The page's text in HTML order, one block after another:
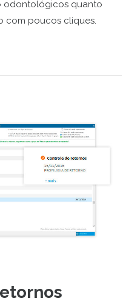
odontológicos quanto
com poucos cliques.